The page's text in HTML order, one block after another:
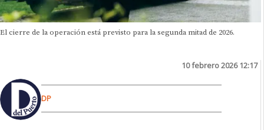
El cierre de la operación está previsto para la segunda mitad de 2026.
10 febrero 2026 12:17
DP